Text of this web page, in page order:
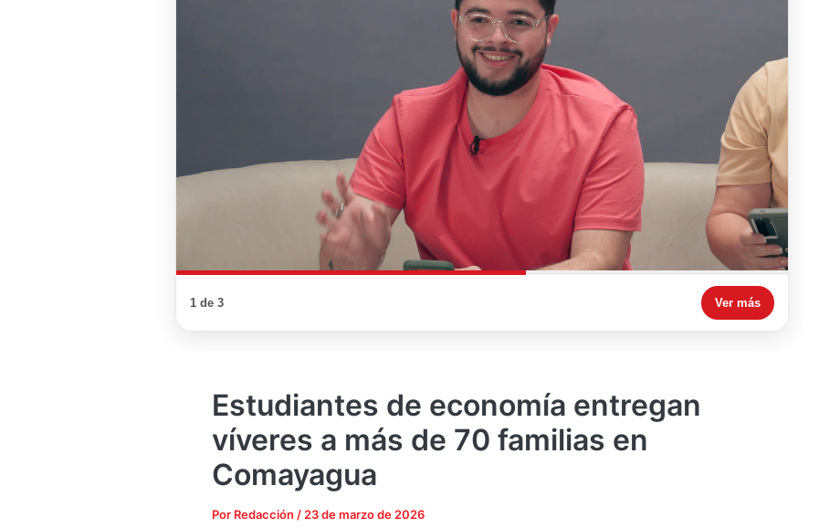
1 de 3 Ver más
Estudiantes de economía entregan
víveres a más de 70 familias en
Comayagua
Por Redacción / 23 de marzo de 2026